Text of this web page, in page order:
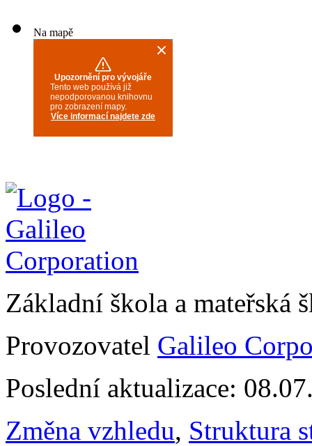
Na mapě
Základní škola a mateřská
Provozovatel Galileo
Poslední aktualizace:
Změna vzhledu, Struktura